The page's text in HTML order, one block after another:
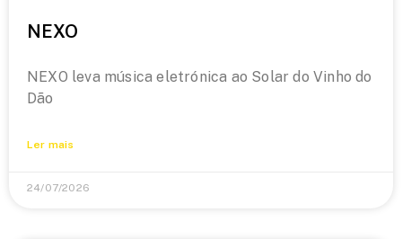
NEXO
NEXO leva música eletrónica ao Solar do Vinho do
Dão
Ler mais
24/07/2026